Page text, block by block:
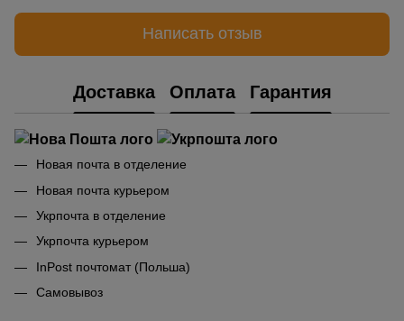
Написать отзыв
Доставка Оплата Гарантия
Новая почта в отделение
Новая почта курьером
Укрпочта в отделение
Укрпочта курьером
InPost почтомат (Польша)
Самовывоз